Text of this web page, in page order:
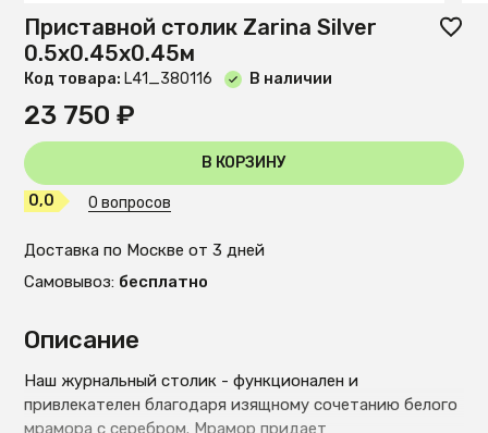
Описание
Наш журнальный столик - функционален и
привлекателен благодаря изящному сочетанию белого
мрамора с серебром. Мрамор придает
Приставной столик Zarina Silver
0.5x0.45x0.45м
Код товара: L41_380116 В наличии
23 750 ₽
В КОРЗИНУ
0,0 0 вопросов
Доставка по Москве от 3 дней
Самовывоз: бесплатно